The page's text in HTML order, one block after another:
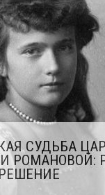
СУДЬБА
РОМАНОВОЙ: